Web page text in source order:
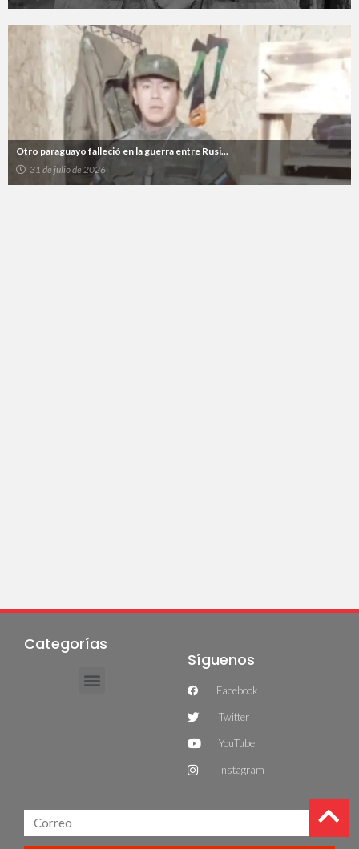
Otro paraguayo falleció en la guerra entre Rusi...
31 de julio de 2026
Categorías
Síguenos
Facebook
Twitter
YouTube
Instagram